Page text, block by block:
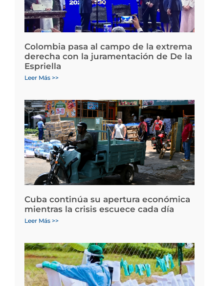
Colombia pasa al campo de la extrema
derecha con la juramentación de De la
Espriella
Leer Más >>
Cuba continúa su apertura económica
mientras la crisis escuece cada día
Leer Más >>